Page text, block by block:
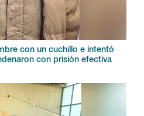
con un cuchillo e intentó
con prisión efectiva